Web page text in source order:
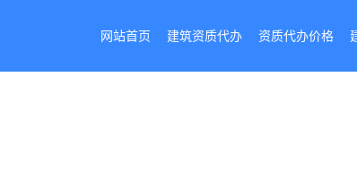
网站首页 建筑资质代办 资质代办价格